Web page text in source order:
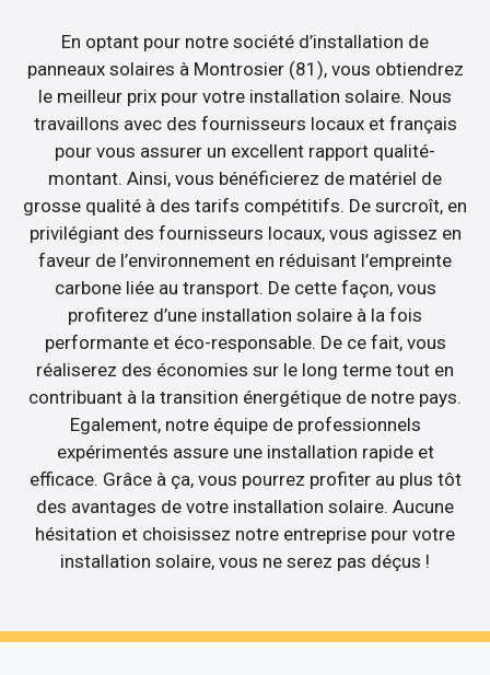
En optant pour notre société d’installation de
panneaux solaires à Montrosier (81), vous obtiendrez
le meilleur prix pour votre installation solaire. Nous
travaillons avec des fournisseurs locaux et français
pour vous assurer un excellent rapport qualité-
montant. Ainsi, vous bénéficierez de matériel de
grosse qualité à des tarifs compétitifs. De surcroît, en
privilégiant des fournisseurs locaux, vous agissez en
faveur de l’environnement en réduisant l’empreinte
carbone liée au transport. De cette façon, vous
profiterez d’une installation solaire à la fois
performante et éco-responsable. De ce fait, vous
réaliserez des économies sur le long terme tout en
contribuant à la transition énergétique de notre pays.
Egalement, notre équipe de professionnels
expérimentés assure une installation rapide et
efficace. Grâce à ça, vous pourrez profiter au plus tôt
des avantages de votre installation solaire. Aucune
hésitation et choisissez notre entreprise pour votre
installation solaire, vous ne serez pas déçus !